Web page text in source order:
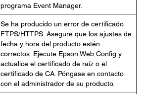
programa Event Manager.
Se ha producido un error de certificado
FTPS/HTTPS. Asegure que los ajustes de
fecha y hora del producto estén
correctos. Ejecute Epson Web Config y
actualice el certificado de raíz o el
certificado de CA. Póngase en contacto
con el administrador de su producto.